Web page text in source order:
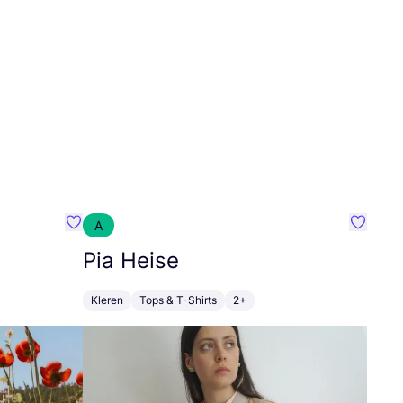
Favoriete {naam}
A
Pia Heise
Kleren Tops & T-Shirts 2+